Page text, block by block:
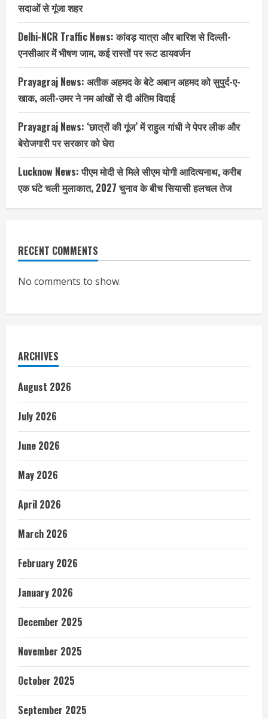
सदाओं से गूंजा शहर
Delhi-NCR Traffic News: कांवड़ यात्रा और बारिश से दिल्ली-
एनसीआर में भीषण जाम, कई रास्तों पर रूट डायवर्जन
Prayagraj News: अतीक अहमद के बेटे अबान अहमद को सुपुर्द-ए-
खाक, अली-उमर ने नम आंखों से दी अंतिम विदाई
Prayagraj News: ‘छात्रों की गूंज’ में राहुल गांधी ने पेपर लीक और
बेरोजगारी पर सरकार को घेरा
Lucknow News: पीएम मोदी से मिले सीएम योगी आदित्यनाथ, करीब
एक घंटे चली मुलाकात, 2027 चुनाव के बीच सियासी हलचल तेज
RECENT COMMENTS
No comments to show.
ARCHIVES
August 2026
July 2026
June 2026
May 2026
April 2026
March 2026
February 2026
January 2026
December 2025
November 2025
October 2025
September 2025